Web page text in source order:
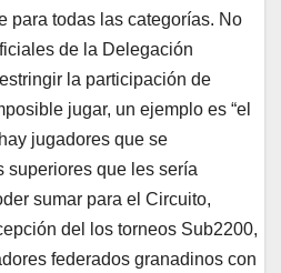
para todas las categorías. No
de la Delegación
la participación de
jugar, un ejemplo es “el
jugadores que se
superiores que les sería
sumar para el Circuito,
del los torneos Sub2200,
federados granadinos con